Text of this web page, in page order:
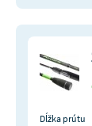
Dĺžka prútu